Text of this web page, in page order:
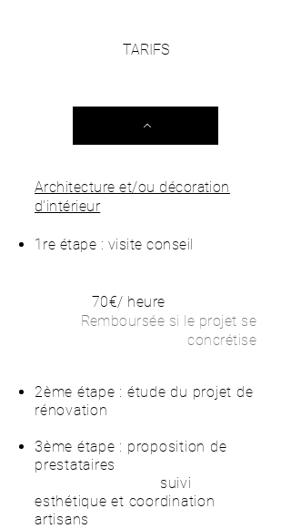
TARIFS
Architecture et/ou décoration
d'intérieur
1re étape : visite conseil
70€/ heure
Remboursée si le projet se
concrétise
​​2ème étape : étude du projet de
rénovation
3ème étape : proposition de
prestataires
suivi
esthétique et coordination
artisans